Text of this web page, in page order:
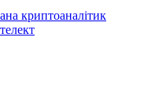
криптоаналітик